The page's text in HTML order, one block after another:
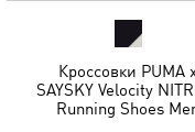
Кроссовки PUMA
SAYSKY Velocity
Running Shoes